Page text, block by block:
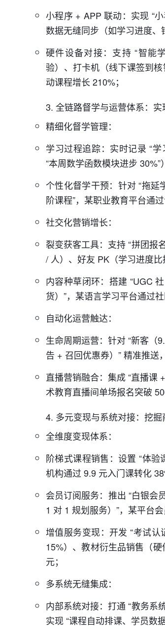
小程序 + APP 联动：实现 “
数据无缝同步（如学习进度、
硬件设备对接：支持 “智能
验）、打卡机（线下课签到
动课程增长 210%；
3. 全链路督学与运营体系：
精细化督学管理：
学习过程追踪：实时记录 “
“本周数学函数模块进步 30%”
个性化督学干预：针对 “拖
阶课程”，某职业教育平台通
社交化营销增长：
裂变获客工具：支持 “拼团报
/ 人）、好友 PK（学习进度比
内容种草闭环：搭建 “UGC
货）”，某语言学习平台通过
自动化运营触达：
生命周期运营：针对 “新客（
告 + 召回优惠券）” 精准推送
直播营销融合：集成 “直播课
术教育直播间单场报名突破
4. 多元变现与系统对接：挖
全维度变现体系：
阶梯式课程销售：设置 “体
机构通过 9.9 元入门课转化
会员订阅服务：推出 “白银会
1 对 1 规划服务）”，某平台
增值服务变现：开发 “考试
15%）、教材衍生品销售（
元；
多系统无缝集成：
内部系统对接：打通 “教务系
实现 “课程自动排课、学员数